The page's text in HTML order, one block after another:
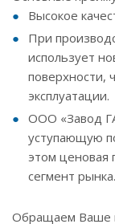
Высокое
При
использует
поверхности,
эксплуатации.
ООО «Завод
уступающую
этом ценовая
сегмент рынка.
Обращаем Ваше